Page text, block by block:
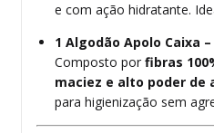
e com ação hidratante.
1 Algodão Apolo Caixa –
Composto por fibras
maciez e alto poder de
para higienização sem